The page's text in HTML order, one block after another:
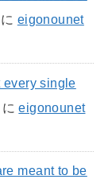
に eigonounet
every single
にeigonounet
meant to be